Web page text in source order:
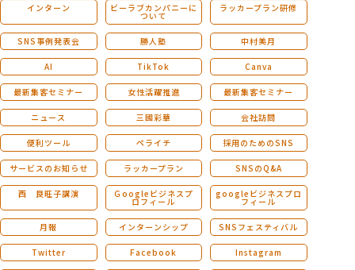
インターン ビーラブカンパニーに
ついて
ラッカープラン研修
SNS事例発表会 勝人塾 中村美月
AI TikTok Canva
最新集客セミナー 女性活躍推進 最新集客セミナー
ニュース 三國彩華 会社訪問
便利ツール ペライチ 採用のためのSNS
サービスのお知らせ ラッカープラン SNSのQ&A
西 良旺子講演 Ｇoogleビジネスプ
ロフィール
googleビジネスプロ
フィール
月報 インターンシップ SNSフェスティバル
Twitter Facebook Instagram